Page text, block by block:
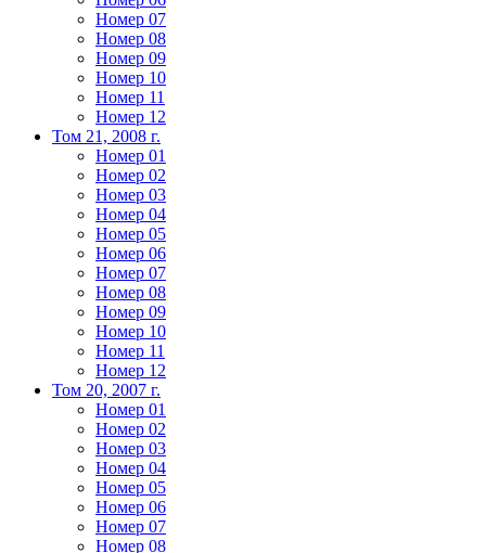
Номер 07
Номер 08
Номер 09
Номер 10
Номер 11
Номер 12
Том 21, 2008 г.
Номер 01
Номер 02
Номер 03
Номер 04
Номер 05
Номер 06
Номер 07
Номер 08
Номер 09
Номер 10
Номер 11
Номер 12
Том 20, 2007 г.
Номер 01
Номер 02
Номер 03
Номер 04
Номер 05
Номер 06
Номер 07
Номер 08